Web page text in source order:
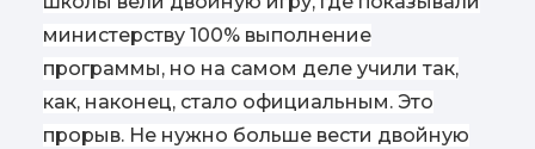
министерству 100% выполнение
программы, но на самом деле учили так,
как, наконец, стало официальным. Это
прорыв. Не нужно больше вести двойную